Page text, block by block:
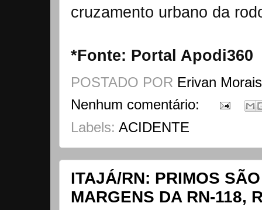
cruzamento urbano da
*Fonte: Portal Apodi360
POSTADO POR Erivan Morais
Nenhum comentário:
Labels:ACIDENTE
ITAJÁ/RN: PRIMOS
MARGENS DA RN-118,